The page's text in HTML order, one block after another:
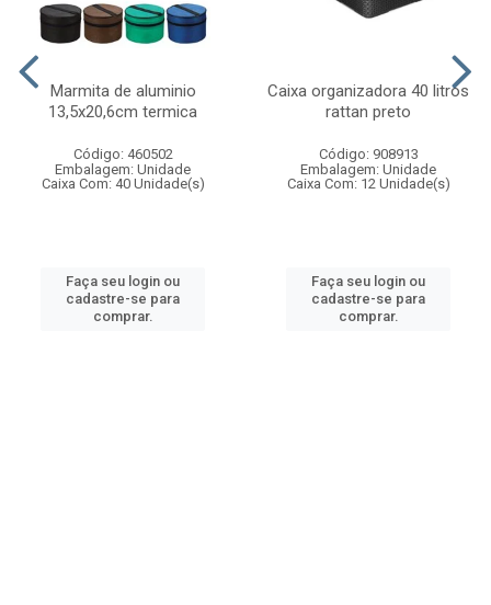
Marmita de aluminio
13,5x20,6cm termica
Código: 460502
Embalagem: Unidade
Caixa Com: 40 Unidade(s)
Faça seu login ou
cadastre-se para
comprar.
Caixa organizadora 40 litros
rattan preto
Código: 908913
Embalagem: Unidade
Caixa Com: 12 Unidade(s)
Faça seu login ou
cadastre-se para
comprar.